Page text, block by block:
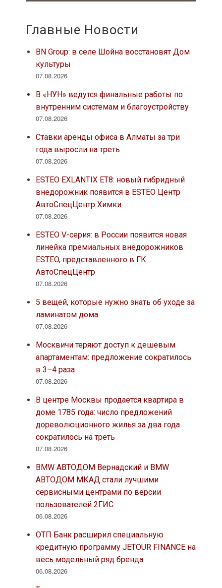
Главные Новости
BN Group: в селе Шойна восстановят Дом
культуры
07.08.2026
В «НУН» ведутся финальные работы по
внутренним системам и благоустройству
07.08.2026
Ставки аренды офиса в Алматы за три
года выросли на треть
07.08.2026
ESTEO EXLANTIX ET8: новый гибридный
внедорожник появится в ESTEO Центр
АвтоСпецЦентр Химки
07.08.2026
ESTEO V-серия: в России появится новая
линейка премиальных внедорожников
ESTEO, представленного в ГК
АвтоСпецЦентр
07.08.2026
5 вещей, которые нужно знать об уходе за
ламинатом дома
07.08.2026
Москвичи теряют доступ к дешёвым
апартаментам: предложение сократилось
в 3–4 раза
07.08.2026
В центре Москвы продается квартира в
доме 1785 года: число предложений
дореволюционного жилья за два года
сократилось на треть
07.08.2026
BMW АВТОДОМ Вернадский и BMW
АВТОДОМ МКАД стали лучшими
сервисными центрами по версии
пользователей 2ГИС
06.08.2026
ОТП Банк расширил специальную
кредитную программу JETOUR FINANCE на
весь модельный ряд бренда
06.08.2026